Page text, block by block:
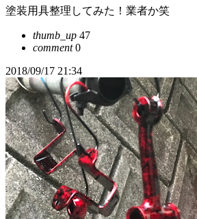
塗装用具整理してみた！業者か笑
thumb_up 47
comment0
2018/09/17 21:34